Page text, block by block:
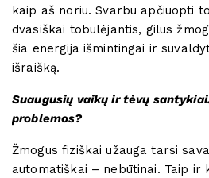
kaip aš noriu. Svarbu apčiuopti
dvasiškai tobulėjantis, gilus
šia energija išmintingai ir
išraišką.
Suaugusių vaikų ir tėvų
problemos?
Žmogus fiziškai užauga tarsi
automatiškai – nebūtinai. Taip ir